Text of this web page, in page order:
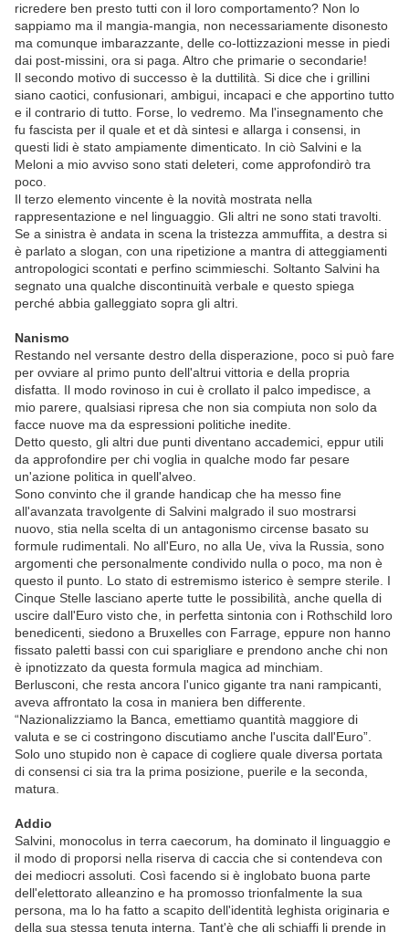
ricredere ben presto tutti con il loro comportamento? Non lo
sappiamo ma il mangia-mangia, non necessariamente disonesto
ma comunque imbarazzante, delle co-lottizzazioni messe in piedi
dai post-missini, ora si paga. Altro che primarie o secondarie!
Il secondo motivo di successo è la duttilità. Si dice che i grillini
siano caotici, confusionari, ambigui, incapaci e che apportino tutto
e il contrario di tutto. Forse, lo vedremo. Ma l'insegnamento che
fu fascista per il quale et et dà sintesi e allarga i consensi, in
questi lidi è stato ampiamente dimenticato. In ciò Salvini e la
Meloni a mio avviso sono stati deleteri, come approfondirò tra
poco.
Il terzo elemento vincente è la novità mostrata nella
rappresentazione e nel linguaggio. Gli altri ne sono stati travolti.
Se a sinistra è andata in scena la tristezza ammuffita, a destra si
è parlato a slogan, con una ripetizione a mantra di atteggiamenti
antropologici scontati e perfino scimmieschi. Soltanto Salvini ha
segnato una qualche discontinuità verbale e questo spiega
perché abbia galleggiato sopra gli altri.
Nanismo
Restando nel versante destro della disperazione, poco si può fare
per ovviare al primo punto dell'altrui vittoria e della propria
disfatta. Il modo rovinoso in cui è crollato il palco impedisce, a
mio parere, qualsiasi ripresa che non sia compiuta non solo da
facce nuove ma da espressioni politiche inedite.
Detto questo, gli altri due punti diventano accademici, eppur utili
da approfondire per chi voglia in qualche modo far pesare
un'azione politica in quell'alveo.
Sono convinto che il grande handicap che ha messo fine
all'avanzata travolgente di Salvini malgrado il suo mostrarsi
nuovo, stia nella scelta di un antagonismo circense basato su
formule rudimentali. No all'Euro, no alla Ue, viva la Russia, sono
argomenti che personalmente condivido nulla o poco, ma non è
questo il punto. Lo stato di estremismo isterico è sempre sterile. I
Cinque Stelle lasciano aperte tutte le possibilità, anche quella di
uscire dall'Euro visto che, in perfetta sintonia con i Rothschild loro
benedicenti, siedono a Bruxelles con Farrage, eppure non hanno
fissato paletti bassi con cui sparigliare e prendono anche chi non
è ipnotizzato da questa formula magica ad minchiam.
Berlusconi, che resta ancora l'unico gigante tra nani rampicanti,
aveva affrontato la cosa in maniera ben differente.
“Nazionalizziamo la Banca, emettiamo quantità maggiore di
valuta e se ci costringono discutiamo anche l'uscita dall'Euro”.
Solo uno stupido non è capace di cogliere quale diversa portata
di consensi ci sia tra la prima posizione, puerile e la seconda,
matura.
Addio
Salvini, monocolus in terra caecorum, ha dominato il linguaggio e
il modo di proporsi nella riserva di caccia che si contendeva con
dei mediocri assoluti. Così facendo si è inglobato buona parte
dell'elettorato alleanzino e ha promosso trionfalmente la sua
persona, ma lo ha fatto a scapito dell'identità leghista originaria e
della sua stessa tenuta interna. Tant'è che gli schiaffi li prende in